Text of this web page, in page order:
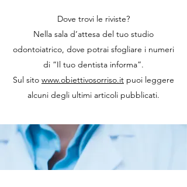
Dove trovi le riviste?
Nella sala d’attesa del tuo studio
odontoiatrico, dove potrai sfogliare i numeri
di “Il tuo dentista informa”.
Sul sito www.obiettivosorriso.it puoi leggere
alcuni degli ultimi articoli pubblicati.